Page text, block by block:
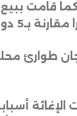
قامت
طوارئ